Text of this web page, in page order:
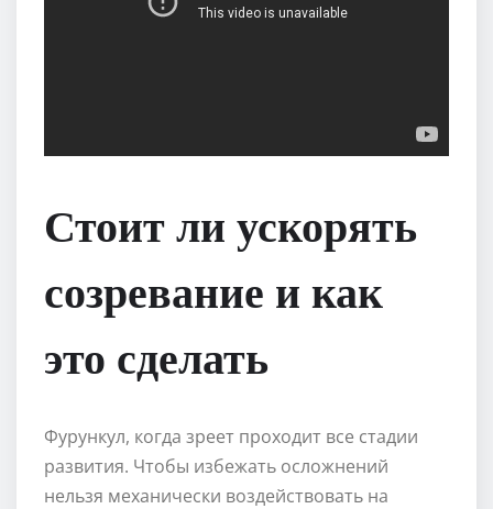
Стоит ли ускорять
созревание и как
это сделать
Фурункул, когда зреет проходит все стадии
развития. Чтобы избежать осложнений
нельзя механически воздействовать на